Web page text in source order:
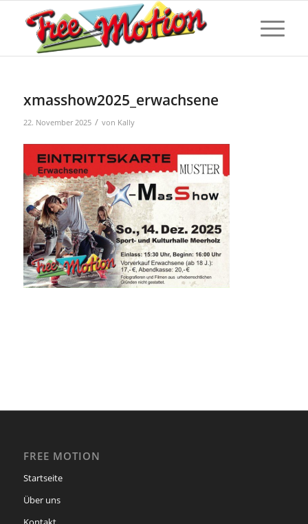
xmasshow2025_erwachsene
22. November 2025 / von Kally
FREE MOTION
Startseite
Über uns